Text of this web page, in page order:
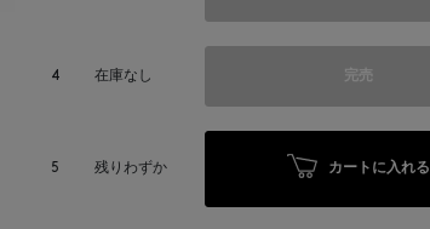
4 在庫なし 完売
5 残りわずか カートに入れる